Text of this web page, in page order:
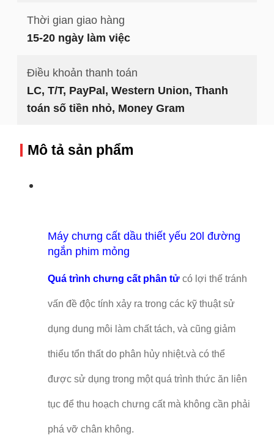
Thời gian giao hàng
15-20 ngày làm việc
Điều khoản thanh toán
LC, T/T, PayPal, Western Union, Thanh
toán số tiền nhỏ, Money Gram
Mô tả sản phẩm
Máy chưng cất dầu thiết yếu 20l đường
ngắn phim mỏng
Quá trình chưng cất phân tử có lợi thế tránh
vấn đề độc tính xảy ra trong các kỹ thuật sử
dụng dung môi làm chất tách, và cũng giảm
thiểu tổn thất do phân hủy nhiệt.và có thể
được sử dụng trong một quá trình thức ăn liên
tục để thu hoạch chưng cất mà không cần phải
phá vỡ chân không.